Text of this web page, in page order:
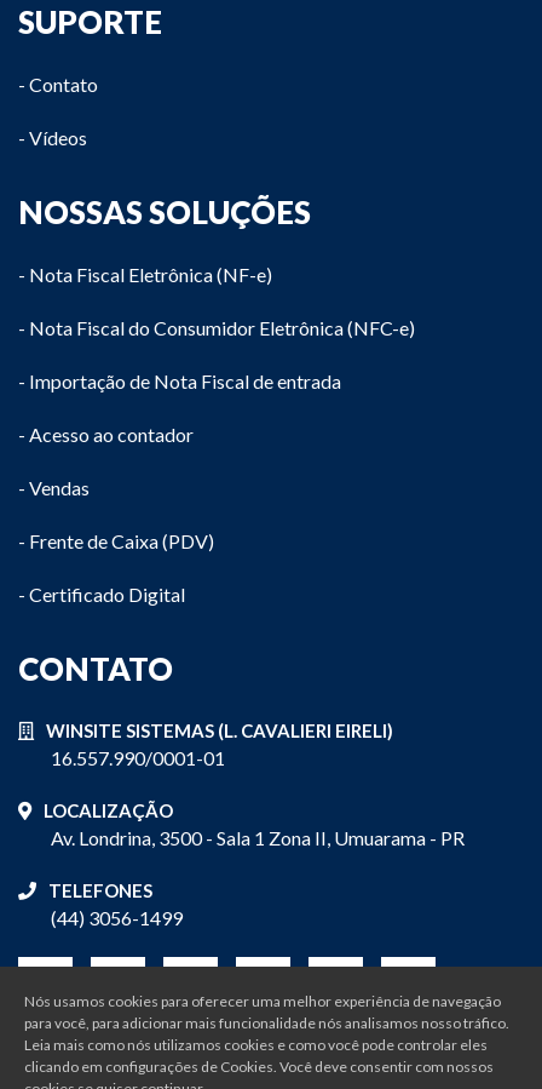
SUPORTE
- Contato
- Vídeos
NOSSAS SOLUÇÕES
- Nota Fiscal Eletrônica (NF-e)
- Nota Fiscal do Consumidor Eletrônica (NFC-e)
- Importação de Nota Fiscal de entrada
- Acesso ao contador
- Vendas
- Frente de Caixa (PDV)
- Certificado Digital
CONTATO
WINSITE SISTEMAS (L. CAVALIERI EIRELI)
16.557.990/0001-01
LOCALIZAÇÃO
Av. Londrina, 3500 - Sala 1 Zona II, Umuarama - PR
TELEFONES
(44) 3056-1499
Nós usamos cookies para oferecer uma melhor experiência de navegação
para você, para adicionar mais funcionalidade nós analisamos nosso tráfico.
Leia mais como nós utilizamos cookies e como você pode controlar eles
clicando em configurações de Cookies. Você deve consentir com nossos